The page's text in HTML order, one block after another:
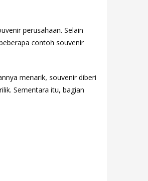
perusahaan. Selain
contoh souvenir
menarik, souvenir diberi
Sementara itu, bagian